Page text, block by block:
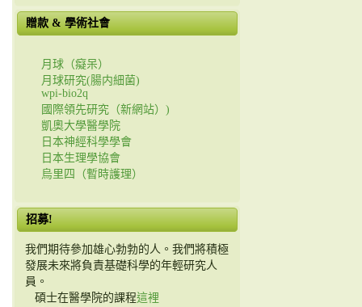
贈款 & 學術社會
月球（癡呆）
月球研究(腸内細菌)
wpi-bio2q
國際領先研究（新網站）)
凱奧大學醫學院
日本神經科學學會
日本生理學協會
烏里四（暫時護理）
招募!
我們期待參加雄心勃勃的人。我們將積極
發展未來將負責基礎科學的年輕研究人
員。
碩士在醫學院的課程這裡